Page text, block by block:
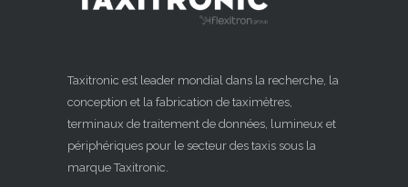
Taxitronic est leader mondial dans la recherche, la
conception et la fabrication de taximètres,
terminaux de traitement de données, lumineux et
périphériques pour le secteur des taxis sous la
marque Taxitronic.